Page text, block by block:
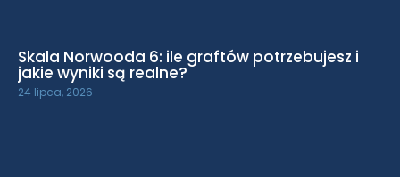
Skala Norwooda 6: ile graftów potrzebujesz i
jakie wyniki są realne?
24 lipca, 2026